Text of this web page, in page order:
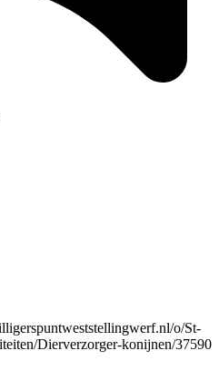
o/St-
Dierverzorger-konijnen/37590